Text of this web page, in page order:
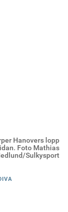
Hanovers lopp
Foto Mathias
Sulkysport